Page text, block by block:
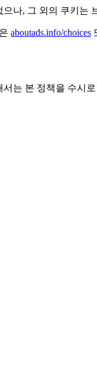
나, 그 외의 쿠키는
aboutads.info/choices
는 본 정책을 수시